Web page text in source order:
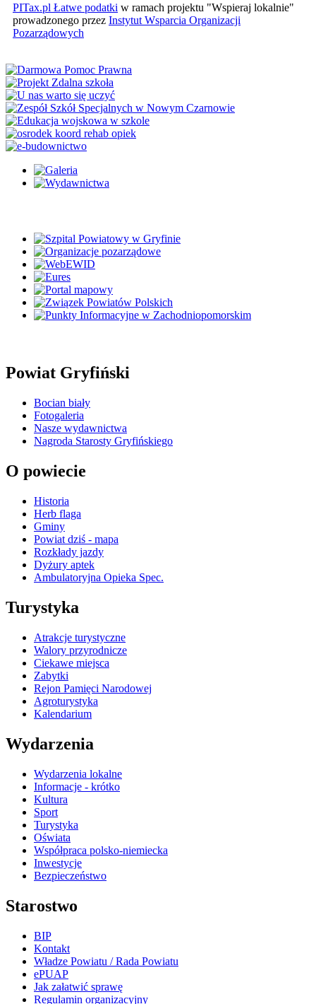
PITax.pl Łatwe podatki w ramach projektu "Wspieraj lokalnie"
prowadzonego przez Instytut Wsparcia Organizacji
Pozarządowych
Powiat Gryfiński
Bocian biały
Fotogaleria
Nasze wydawnictwa
Nagroda Starosty Gryfińskiego
O powiecie
Historia
Herb flaga
Gminy
Powiat dziś - mapa
Rozkłady jazdy
Dyżury aptek
Ambulatoryjna Opieka Spec.
Turystyka
Atrakcje turystyczne
Walory przyrodnicze
Ciekawe miejsca
Zabytki
Rejon Pamięci Narodowej
Agroturystyka
Kalendarium
Wydarzenia
Wydarzenia lokalne
Informacje - krótko
Kultura
Sport
Turystyka
Oświata
Współpraca polsko-niemiecka
Inwestycje
Bezpieczeństwo
Starostwo
BIP
Kontakt
Władze Powiatu / Rada Powiatu
ePUAP
Jak załatwić sprawę
Regulamin organizacyjny